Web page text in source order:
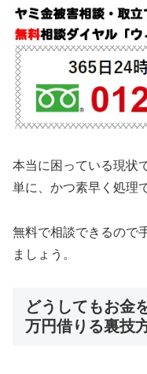
本当に困っている現状
単に、かつ素早く処理
無料で相談できるので
ましょう。
どうしてもお金
万円借りる裏技